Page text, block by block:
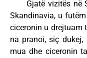
Gjatë vizitës në
Skandinavia, u
ciceronin u drejtuam
na pranoi, siç
mua dhe ciceronin